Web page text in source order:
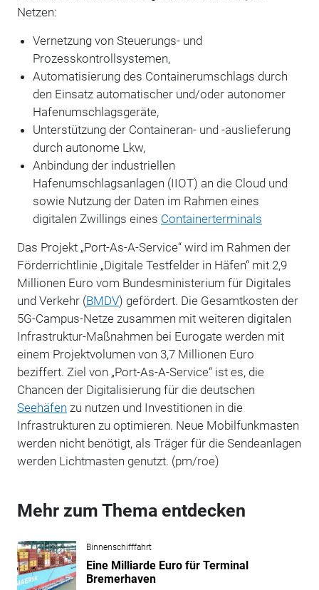
Netzen:
Vernetzung von Steuerungs- und
Prozesskontrollsystemen,
Automatisierung des Containerumschlags durch
den Einsatz automatischer und/oder autonomer
Hafenumschlagsgeräte,
Unterstützung der Containeran- und -auslieferung
durch autonome Lkw,
Anbindung der industriellen
Hafenumschlagsanlagen (IIOT) an die Cloud und
sowie Nutzung der Daten im Rahmen eines
digitalen Zwillings eines Containerterminals
Das Projekt „Port-As-A-Service“ wird im Rahmen der
Förderrichtlinie „Digitale Testfelder in Häfen“ mit 2,9
Millionen Euro vom Bundesministerium für Digitales
und Verkehr (BMDV) gefördert. Die Gesamtkosten der
5G-Campus-Netze zusammen mit weiteren digitalen
Infrastruktur-Maßnahmen bei Eurogate werden mit
einem Projektvolumen von 3,7 Millionen Euro
beziffert. Ziel von „Port-As-A-Service“ ist es, die
Chancen der Digitalisierung für die deutschen
Seehäfen zu nutzen und Investitionen in die
Infrastrukturen zu optimieren. Neue Mobilfunkmasten
werden nicht benötigt, als Träger für die Sendeanlagen
werden Lichtmasten genutzt. (pm/roe)
Mehr zum Thema entdecken
Binnenschifffahrt
Eine Milliarde Euro für Terminal
Bremerhaven